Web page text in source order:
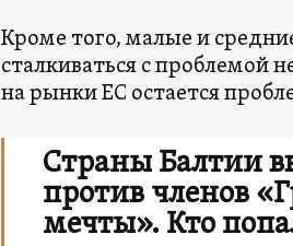
Кроме того, малые и
сталкиваться с проблемой
на рынки ЕС остается
Страны Балтии
против членов
мечты». Кто